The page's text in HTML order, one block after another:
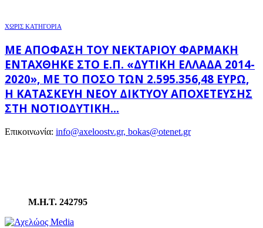
ΧΩΡΊΣ ΚΑΤΗΓΟΡΊΑ
ΜΕ ΑΠΌΦΑΣΗ ΤΟΥ ΝΕΚΤΆΡΙΟΥ ΦΑΡΜΆΚΗ
ΕΝΤΆΧΘΗΚΕ ΣΤΟ Ε.Π. «ΔΥΤΙΚΉ ΕΛΛΆΔΑ 2014-
2020», ΜΕ ΤΟ ΠΟΣΌ ΤΩΝ 2.595.356,48 ΕΥΡΏ,
Η ΚΑΤΑΣΚΕΥΉ ΝΈΟΥ ΔΙΚΤΎΟΥ ΑΠΟΧΈΤΕΥΣΗΣ
ΣΤΗ ΝΟΤΙΟΔΥΤΙΚΉ...
Επικοινωνία: info@axeloostv.gr, bokas@otenet.gr
Μ.Η.Τ. 242795